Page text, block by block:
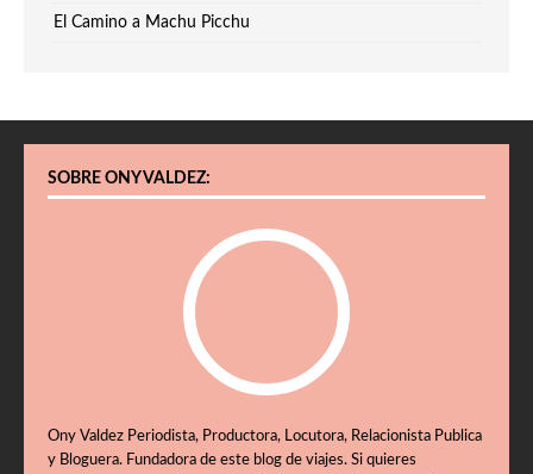
El Camino a Machu Picchu
SOBRE ONY VALDEZ:
Ony Valdez Periodista, Productora, Locutora, Relacionista Publica
y Bloguera. Fundadora de este blog de viajes. Si quieres